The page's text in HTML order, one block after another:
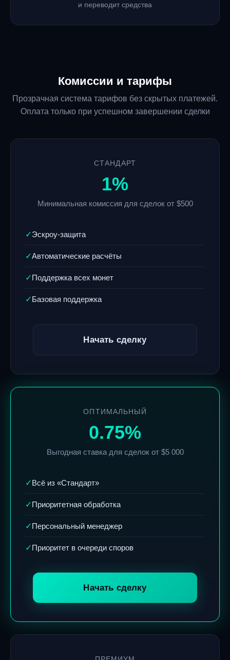
и переводит средства
Комиссии и тарифы
Прозрачная система тарифов без скрытых платежей.
Оплата только при успешном завершении сделки
СТАНДАРТ
1%
Минимальная комиссия для сделок от $500
✓Эскроу-защита
✓Автоматические расчёты
✓Поддержка всех монет
✓Базовая поддержка
Начать сделку
ОПТИМАЛЬНЫЙ
0.75%
Выгодная ставка для сделок от $5 000
✓Всё из «Стандарт»
✓Приоритетная обработка
✓Персональный менеджер
✓Приоритет в очереди споров
Начать сделку